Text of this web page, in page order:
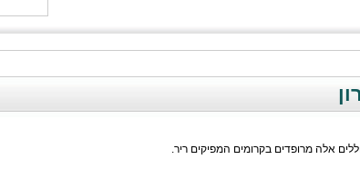
אלה מרופדים בקרומים המפיקים ריר.